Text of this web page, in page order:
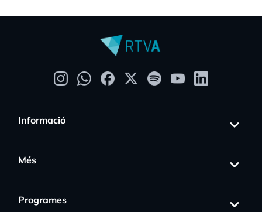
Informació
Més
Programes